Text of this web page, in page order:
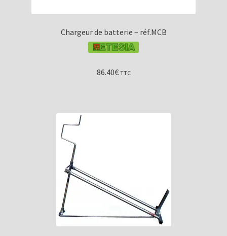
Chargeur de batterie – réf.MCB
86.40€ TTC